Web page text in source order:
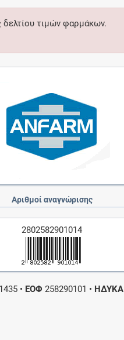
δελτίου τιμών φαρμάκων.
Αριθμοί αναγνώρισης
2802582901014
1435 • ΕΟΦ 258290101 • ΗΔΥΚΑ